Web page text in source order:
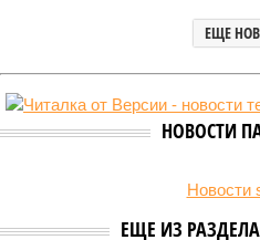
ЕЩЕ
НОВОСТИ
Новости
ЕЩЕ ИЗ